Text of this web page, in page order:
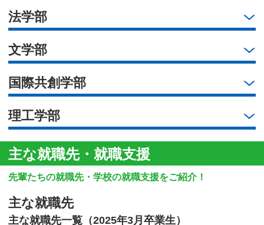
法学部
文学部
国際共創学部
理工学部
主な就職先・就職支援
先輩たちの就職先・学校の就職支援をご紹介！
主な就職先
主な就職先一覧（2025年3月卒業生）